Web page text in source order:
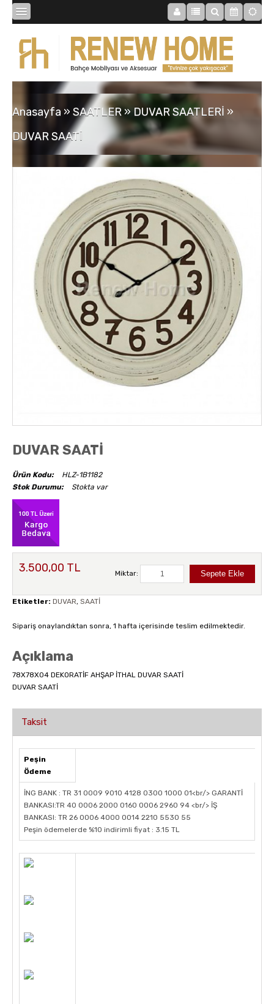
BİBLOLAR
MOBİLYALAR
TABLOLAR
AYNALAR
AKSESUARLAR
OBJELER
Anasayfa » SAATLER»DUVAR SAATLERİ »
DUVAR SAATİ
DUVAR SAATİ
Ürün Kodu:
HLZ-1B1182
Stok Durumu:
Stokta var
3.500,00 TL Miktar:
Etiketler: DUVAR, SAATİ
Sipariş onaylandıktan sonra, 1 hafta içerisinde teslim edilmektedir.
Açıklama
78X78X04 DEKORATİF AHŞAP İTHAL DUVAR SAATİ
DUVAR SAATİ
Taksit
Peşin
Ödeme
İNG BANK : TR 31 0009 9010 4128 0300 1000 01<br/> GARANTİ
BANKASI:TR 40 0006 2000 0160 0006 2960 94 <br/> İŞ
BANKASI: TR 26 0006 4000 0014 2210 5530 55
Peşin ödemelerde %10 indirimli fiyat : 3.15 TL